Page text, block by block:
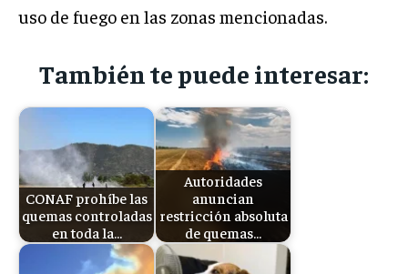
uso de fuego en las zonas mencionadas.
También te puede interesar:
CONAF prohíbe las
quemas controladas
en toda la…
Autoridades
anuncian
restricción absoluta
de quemas…